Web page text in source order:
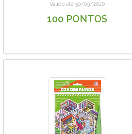
Valido até 30/09/2026
100 PONTOS